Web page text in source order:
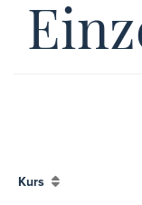
Kurs